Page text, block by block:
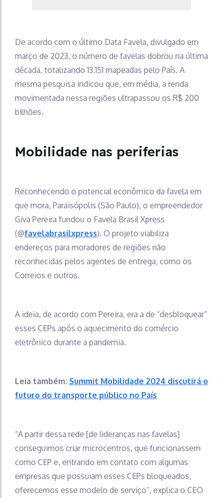
De acordo com o último Data Favela, divulgado em
março de 2023, o número de favelas dobrou na última
década, totalizando 13.151 mapeadas pelo País. A
mesma pesquisa indicou que, em média, a renda
movimentada nessa regiões ultrapassou os R$ 200
bilhões.
Mobilidade nas periferias
Reconhecendo o potencial econômico da favela em
que mora, Paraisópolis (São Paulo), o empreendedor
Giva Pereira fundou o Favela Brasil Xpress
(@favelabrasilxpress). O projeto viabiliza
endereços para moradores de regiões não
reconhecidas pelos agentes de entrega, como os
Correios e outros.
A ideia, de acordo com Pereira, era a de “desbloquear”
esses CEPs após o aquecimento do comércio
eletrônico durante a pandemia.
Leia também: Summit Mobilidade 2024 discutirá o
futuro do transporte público no País
“A partir dessa rede [de lideranças nas favelas]
conseguimos criar microcentros, que funcionassem
como CEP e, entrando em contato com algumas
empresas que possuiam esses CEPs bloqueados,
oferecemos esse modelo de serviço”, explica o CEO